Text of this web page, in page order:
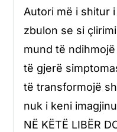
Autori më i shitur
zbulon se si
mund të
të gjerë
të transformojë
nuk i keni
NË KËTË LIBËR